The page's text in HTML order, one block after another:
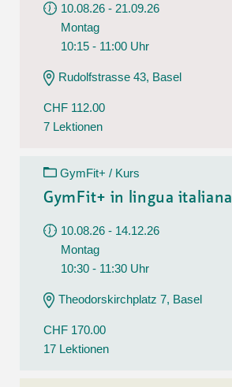
10.08.26 - 21.09.26
Montag
10:15 - 11:00 Uhr
Rudolfstrasse 43, Basel
CHF 112.00
7 Lektionen
GymFit+ / Kurs
GymFit+ in lingua italiana
10.08.26 - 14.12.26
Montag
10:30 - 11:30 Uhr
Theodorskirchplatz 7, Basel
CHF 170.00
17 Lektionen